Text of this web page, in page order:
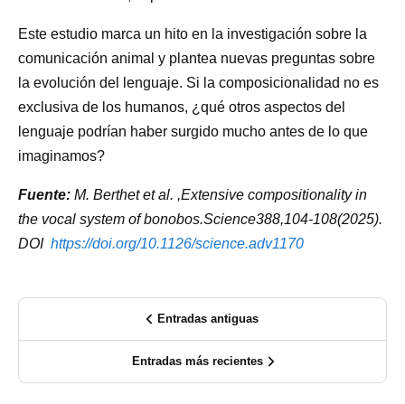
Este estudio marca un hito en la investigación sobre la
comunicación animal y plantea nuevas preguntas sobre
la evolución del lenguaje. Si la composicionalidad no es
exclusiva de los humanos, ¿qué otros aspectos del
lenguaje podrían haber surgido mucho antes de lo que
imaginamos?
Fuente: M. Berthet et al. ,Extensive compositionality in
the vocal system of bonobos.Science388,104-108(2025).
DOI https://doi.org/10.1126/science.adv1170
Entradas antiguas
Entradas más recientes